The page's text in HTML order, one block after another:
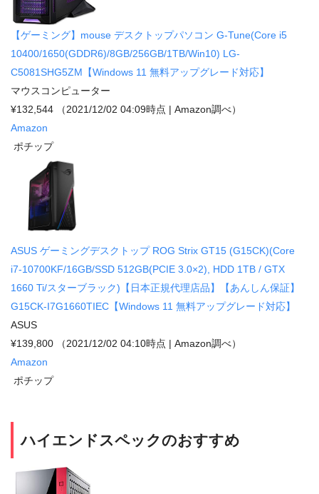
【ゲーミング】mouse デスクトップパソコン G-Tune(Core i5
10400/1650(GDDR6)/8GB/256GB/1TB/Win10) LG-
C5081SHG5ZM【Windows 11 無料アップグレード対応】
マウスコンピューター
¥132,544
（2021/12/02 04:09時点 | Amazon調べ）
Amazon
ポチップ
ASUS ゲーミングデスクトップ ROG Strix GT15 (G15CK)(Core
i7-10700KF/16GB/SSD 512GB(PCIE 3.0×2), HDD 1TB / GTX
1660 Ti/スターブラック)【日本正規代理店品】【あんしん保証】
G15CK-I7G1660TIEC【Windows 11 無料アップグレード対応】
ASUS
¥139,800
（2021/12/02 04:10時点 | Amazon調べ）
Amazon
ポチップ
ハイエンドスペックのおすすめ